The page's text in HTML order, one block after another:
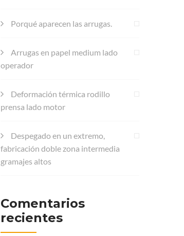
Porqué aparecen las arrugas.
Arrugas en papel medium lado
operador
Deformación térmica rodillo
prensa lado motor
Despegado en un extremo,
fabricación doble zona intermedia
gramajes altos
Comentarios
recientes